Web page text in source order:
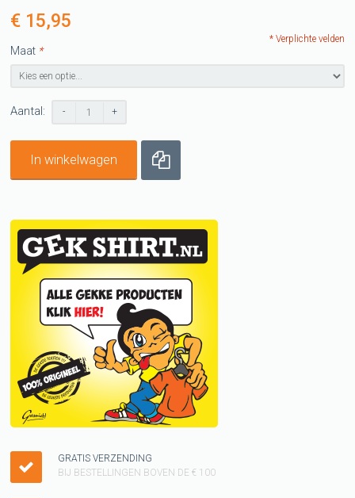
€ 15,95
*
Maat
* Verplichte velden
Aantal: - +
In winkelwagen
GRATIS VERZENDING
BIJ BESTELLINGEN BOVEN DE € 100